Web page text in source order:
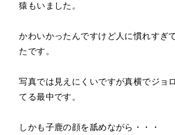
猿もいました。
かわいかったんですけど人に慣れすぎ
たです。
写真では見えにくいですが真横でジョ
てる最中です。
しかも子鹿の顔を舐めながら・・・